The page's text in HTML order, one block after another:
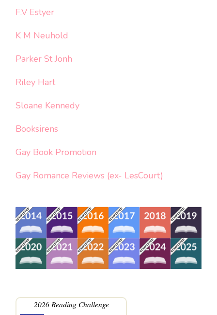
F.V Estyer
K M Neuhold
Parker St Jonh
Riley Hart
Sloane Kennedy
Booksirens
Gay Book Promotion
Gay Romance Reviews (ex- LesCourt)
2026 Reading Challenge